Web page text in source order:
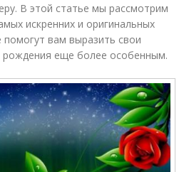
В этой статье мы рассмотрим
искренних и оригинальных
вам выразить свои
рождения еще более особенным.